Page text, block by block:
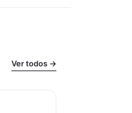
Ver todos →